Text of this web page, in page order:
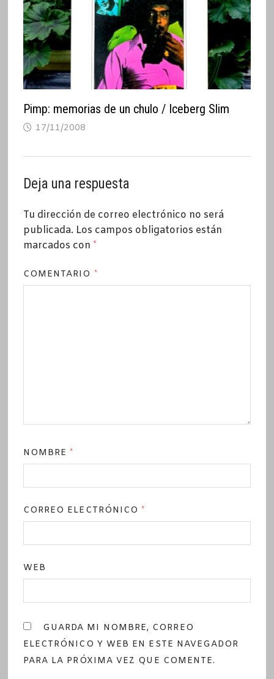
Pimp: memorias de un chulo / Iceberg Slim
17/11/2008
Deja una respuesta
Tu dirección de correo electrónico no será
publicada. Los campos obligatorios están
marcados con *
COMENTARIO *
NOMBRE*
CORREO ELECTRÓNICO*
WEB
GUARDA MI NOMBRE, CORREO
ELECTRÓNICO Y WEB EN ESTE NAVEGADOR
PARA LA PRÓXIMA VEZ QUE COMENTE.